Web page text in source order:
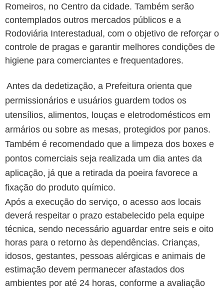
Romeiros, no Centro da cidade. Também serão
contemplados outros mercados públicos e a
Rodoviária Interestadual, com o objetivo de reforçar o
controle de pragas e garantir melhores condições de
higiene para comerciantes e frequentadores.
Antes da dedetização, a Prefeitura orienta que
permissionários e usuários guardem todos os
utensílios, alimentos, louças e eletrodomésticos em
armários ou sobre as mesas, protegidos por panos.
Também é recomendado que a limpeza dos boxes e
pontos comerciais seja realizada um dia antes da
aplicação, já que a retirada da poeira favorece a
fixação do produto químico.
Após a execução do serviço, o acesso aos locais
deverá respeitar o prazo estabelecido pela equipe
técnica, sendo necessário aguardar entre seis e oito
horas para o retorno às dependências. Crianças,
idosos, gestantes, pessoas alérgicas e animais de
estimação devem permanecer afastados dos
ambientes por até 24 horas, conforme a avaliação